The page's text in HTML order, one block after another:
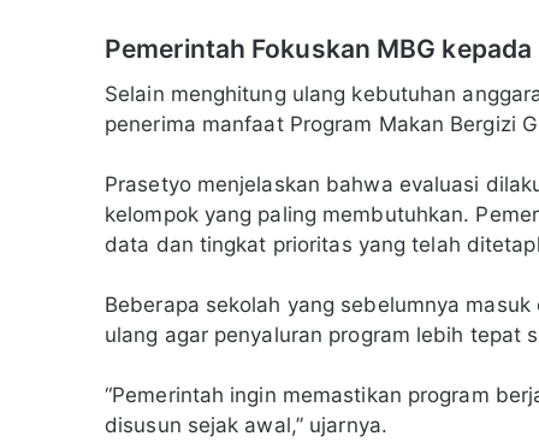
Pemerintah Fokuskan MBG
Selain menghitung ulang kebutuhan
penerima manfaat Program Makan Bergizi
Prasetyo menjelaskan bahwa evaluasi
kelompok yang paling membutuhkan.
data dan tingkat prioritas yang telah
Beberapa sekolah yang sebelumnya
ulang agar penyaluran program lebih tepat
“Pemerintah ingin memastikan program
disusun sejak awal,” ujarnya.